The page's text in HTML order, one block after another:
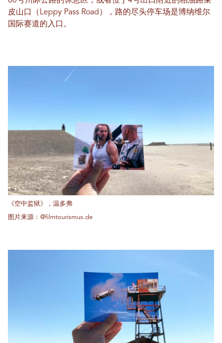
皮山口（Leppy Pass Road），路的尽头停车场是博纳维尔
国际赛道的入口。
《空中监狱》，温多弗
图片来源：@filmtourismus.de